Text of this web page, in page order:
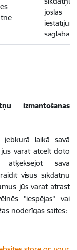
joslas
izmantošanas
laikā savā
varat atcelt doto
atķeksējot savā
visus sīkdatņu
jūs varat atrast
"iespējas" vai
noderīgas saites: